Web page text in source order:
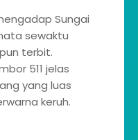
Sungai
sewaktu
terbit.
511 jelas
yang luas
keruh.